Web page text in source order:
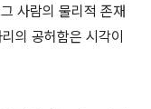
사람의 물리적 존재
의 공허함은 시각이